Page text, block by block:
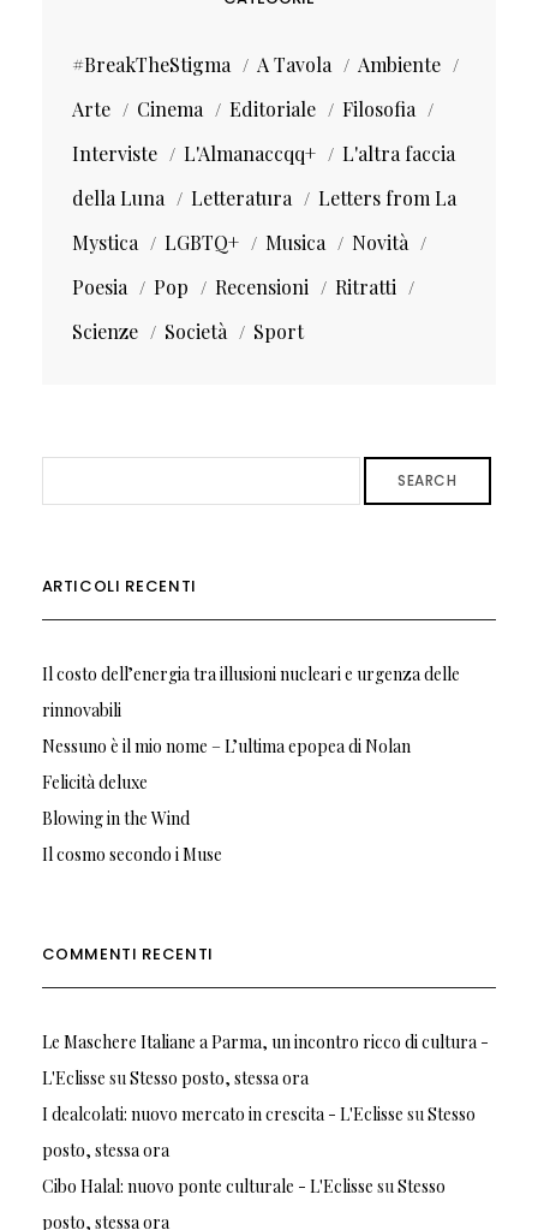
#BreakTheStigma A Tavola
Ambiente
Arte
Cinema Editoriale
Filosofia
Interviste
L'Almanaccqq+
L'altra faccia
della Luna
Letteratura
Letters from La
Mystica
LGBTQ+ Musica
Novità
Poesia
Pop Recensioni
Ritratti
Scienze
Società Sport
SEARCH
ARTICOLI RECENTI
Il costo dell’energia tra illusioni nucleari e urgenza delle
rinnovabili
Nessuno è il mio nome – L’ultima epopea di Nolan
Felicità deluxe
Blowing in the Wind
Il cosmo secondo i Muse
COMMENTI RECENTI
Le Maschere Italiane a Parma, un incontro ricco di cultura -
L'Eclisse suStesso posto, stessa ora
I dealcolati: nuovo mercato in crescita - L'Eclisse suStesso
posto, stessa ora
Cibo Halal: nuovo ponte culturale - L'Eclisse suStesso
posto, stessa ora